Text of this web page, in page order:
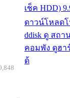
เช็ค HDD)
ดาวน์โหลดโ
ddisk ดู สถ
คอมพัง ดูฮาร์
ด้